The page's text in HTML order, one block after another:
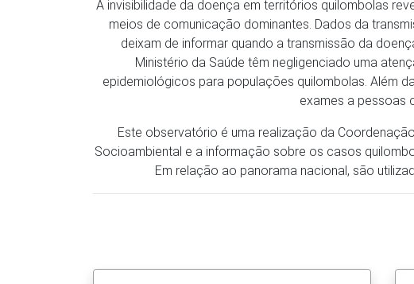
A invisibilidade da doença em territórios quilombolas
meios de comunicação dominantes. Dados da
deixam de informar quando a transmissão da
Ministério da Saúde têm negligenciado uma
epidemiológicos para populações quilombolas. Além
exames a pessoas
Este observatório é uma realização da
Socioambiental e a informação sobre os casos
Em relação ao panorama nacional, são